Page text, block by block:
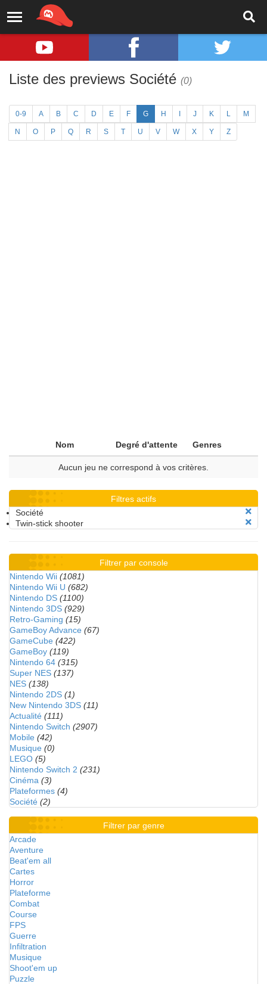
Liste des previews Société (0)
0-9 A B C D E F G H J K L M
N O P Q R S T U V W X Y Z
Nom Degré d'attente Genres
Aucun jeu ne correspond à vos critères.
Filtres actifs
Société
Twin-stick shooter
Filtrer par console
Nintendo Wii (1081)
Nintendo Wii U (682)
Nintendo DS (1100)
Nintendo 3DS (929)
Retro-Gaming (15)
GameBoy Advance (67)
GameCube (422)
GameBoy (119)
Nintendo 64 (315)
Super NES (137)
NES (138)
Nintendo 2DS (1)
New Nintendo 3DS (11)
Actualité (111)
Nintendo Switch (2907)
Mobile (42)
Musique (0)
LEGO (5)
Nintendo Switch 2 (231)
Cinéma (3)
Plateformes (4)
Société (2)
Filtrer par genre
Arcade
Aventure
Beat'em all
Cartes
Horror
Plateforme
Combat
Course
FPS
Guerre
Infiltration
Musique
Shoot'em up
Puzzle